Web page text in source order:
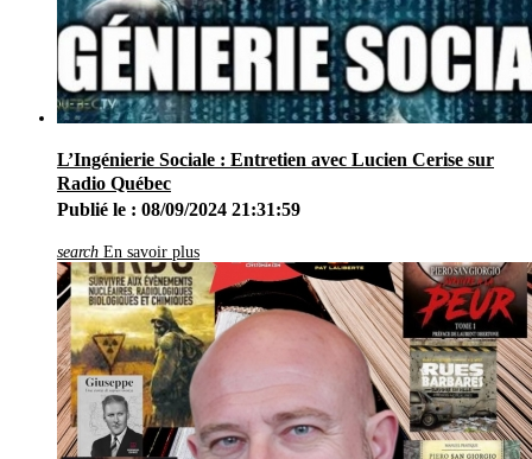
L’Ingénierie Sociale : Entretien avec Lucien Cerise sur
Radio Québec
Publié le : 08/09/2024 21:31:59
search En savoir plus